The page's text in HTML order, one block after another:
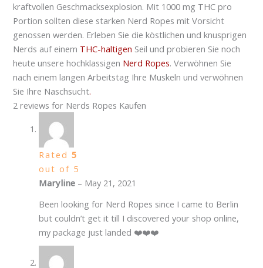
kraftvollen Geschmacksexplosion. Mit 1000 mg THC pro
Portion sollten diese starken Nerd Ropes mit Vorsicht
genossen werden. Erleben Sie die köstlichen und knusprigen
Nerds auf einem THC-haltigen Seil und probieren Sie noch
heute unsere hochklassigen Nerd Ropes. Verwöhnen Sie
nach einem langen Arbeitstag Ihre Muskeln und verwöhnen
Sie Ihre Naschsucht.
2 reviews for Nerds Ropes Kaufen
Rated5
out of 5
Maryline – May 21, 2021
Been looking for Nerd Ropes since I came to Berlin
but couldn’t get it till I discovered your shop online,
my package just landed ❤️❤️❤️